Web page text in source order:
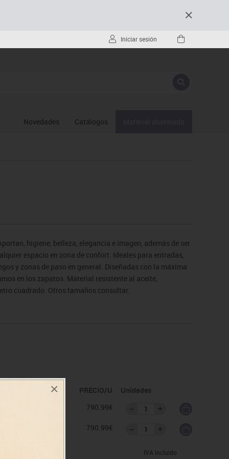
×
Iniciar sesión
Novedades Catálogos
higiene, belleza, elegancia e imagen, además de ser
espacio en zona de confort. Ideales para entradas,
y zonas de paso en general. Diseñadas con la máxima
en los zapatos. Material resistente al aceite,
cuadrado. Otros tamaños consultar.
PRECIO/U
Unidades
790.99€
790.99€
IVA incluido